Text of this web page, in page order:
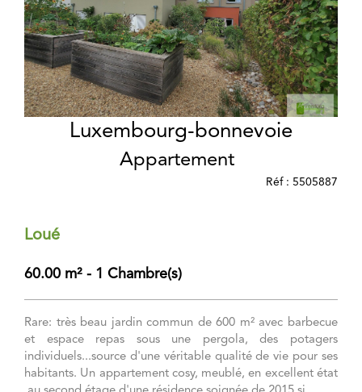
Luxembourg-bonnevoie
Appartement
Réf : 5505887
Loué
60.00 m² - 1 Chambre(s)
Rare: très beau jardin commun de 600 m² avec barbecue
et espace repas sous une pergola, des potagers
individuels...source d'une véritable qualité de vie pour ses
habitants. Un appartement cosy, meublé, en excellent état